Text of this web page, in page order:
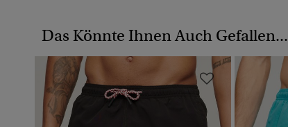
Das Könnte Ihnen Auch Gefallen...